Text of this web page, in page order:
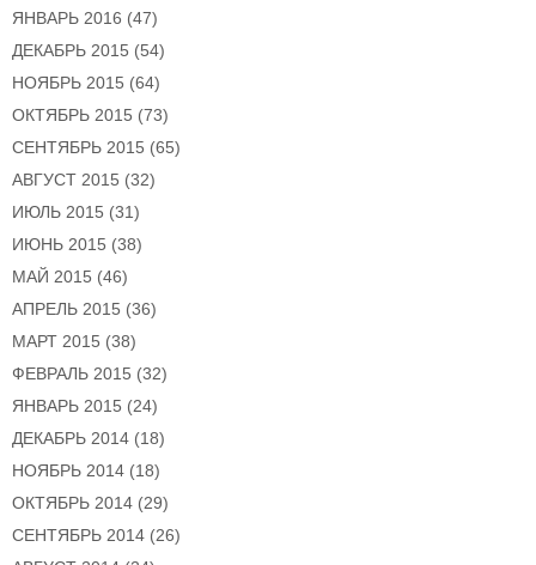
ЯНВАРЬ 2016 (47)
ДЕКАБРЬ 2015 (54)
НОЯБРЬ 2015 (64)
ОКТЯБРЬ 2015 (73)
СЕНТЯБРЬ 2015 (65)
АВГУСТ 2015 (32)
ИЮЛЬ 2015 (31)
ИЮНЬ 2015 (38)
МАЙ 2015 (46)
АПРЕЛЬ 2015 (36)
МАРТ 2015 (38)
ФЕВРАЛЬ 2015 (32)
ЯНВАРЬ 2015 (24)
ДЕКАБРЬ 2014 (18)
НОЯБРЬ 2014 (18)
ОКТЯБРЬ 2014 (29)
СЕНТЯБРЬ 2014 (26)